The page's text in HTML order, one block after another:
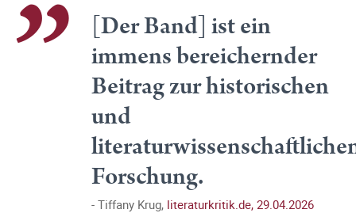
[Der Band] ist ein
immens bereichernder
Beitrag zur historischen
und
Forschung.
Tiffany Krug, literaturkritik.de, 29.04.2026